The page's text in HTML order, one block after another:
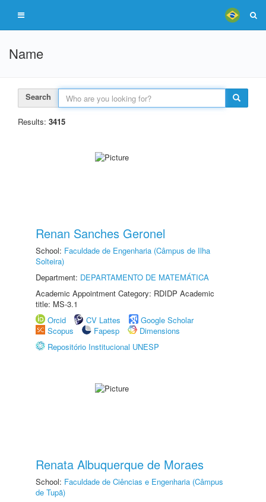
Name
Search
Results: 3415
Renan Sanches Geronel
School: Faculdade de Engenharia (Câmpus de Ilha
Solteira)
Department: DEPARTAMENTO DE MATEMÁTICA
Academic Appointment Category: RDIDP Academic
title: MS-3.1
Orcid
CV Lattes
Google Scholar
Scopus
Fapesp
Dimensions
Repositório Institucional UNESP
Renata Albuquerque de Moraes
School: Faculdade de Ciências e Engenharia (Câmpus
de Tupã)